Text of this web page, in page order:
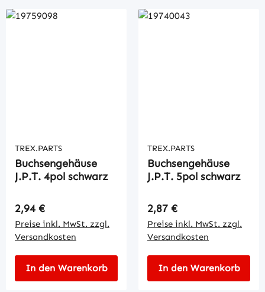
TREX.PARTS
Buchsengehäuse
J.P.T. 4pol schwarz
Regulärer Preis:
2,94 €
Preise inkl. MwSt. zzgl.
Versandkosten
In den Warenkorb
TREX.PARTS
Buchsengehäuse
J.P.T. 5pol schwarz
Regulärer Preis:
2,87 €
Preise inkl. MwSt. zzgl.
Versandkosten
In den Warenkorb